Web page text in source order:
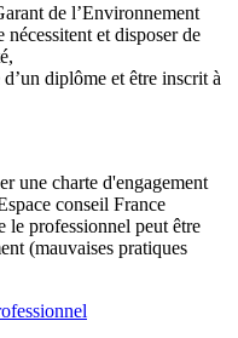
de l’Environnement
et disposer de
diplôme et être inscrit à
une charte d'engagement
conseil France
le professionnel peut être
(mauvaises pratiques